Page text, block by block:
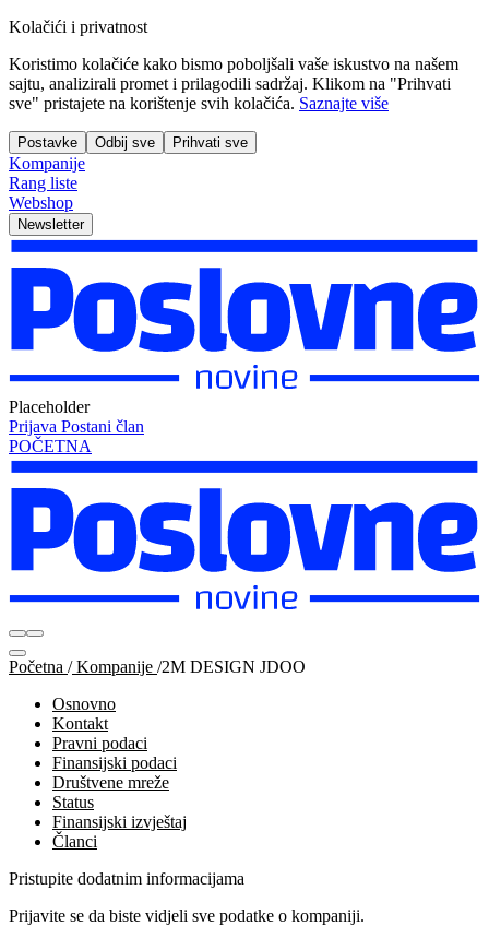
Kolačići i privatnost
Koristimo kolačiće kako bismo poboljšali vaše iskustvo na našem
sajtu, analizirali promet i prilagodili sadržaj. Klikom na "Prihvati
sve" pristajete na korištenje svih kolačića. Saznajte više
Postavke Odbij sve Prihvati sve
Kompanije
Rang liste
Webshop
Newsletter
Placeholder
Prijava Postani član
POČETNA
Početna /Kompanije /2M DESIGN JDOO
Osnovno
Kontakt
Pravni podaci
Finansijski podaci
Društvene mreže
Status
Finansijski izvještaj
Članci
Pristupite dodatnim informacijama
Prijavite se da biste vidjeli sve podatke o kompaniji.